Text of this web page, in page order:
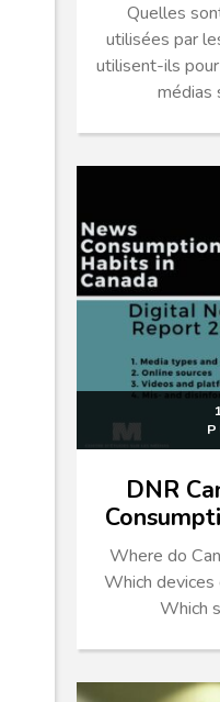
Quelles
utilisées par
utilisent-ils
médias
DNR
Where do
Which
Which